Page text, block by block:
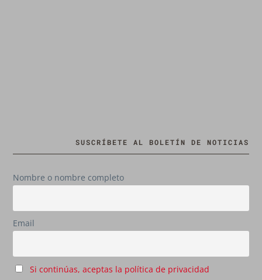
SUSCRÍBETE AL BOLETÍN DE NOTICIAS
Nombre o nombre completo
Email
Si continúas, aceptas la política de privacidad